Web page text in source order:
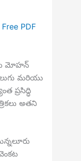
PDF
మోహన్
మరియు
ప్రసిద్ధి
అతని